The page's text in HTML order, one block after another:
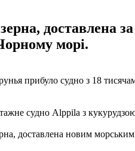
доставлена
морі.
прибуло судно з 18
судно Alppila з
доставлена новим